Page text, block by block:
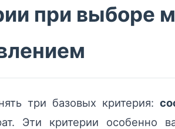
при выборе
три базовых критерия:
Эти критерии